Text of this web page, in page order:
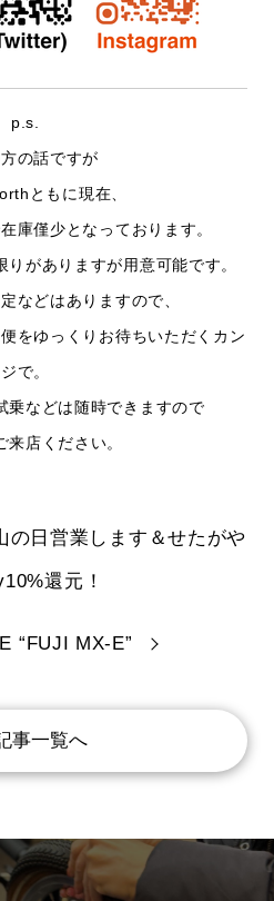
p.s.
の話ですが
ともに現在、
庫僅少となっております。
がありますが用意可能です。
などはありますので、
をゆっくりお待ちいただくカン
ジで。
乗などは随時できますので
来店ください。
の日営業します＆せたがや
還元！
“FUJI MX-E”
事一覧へ